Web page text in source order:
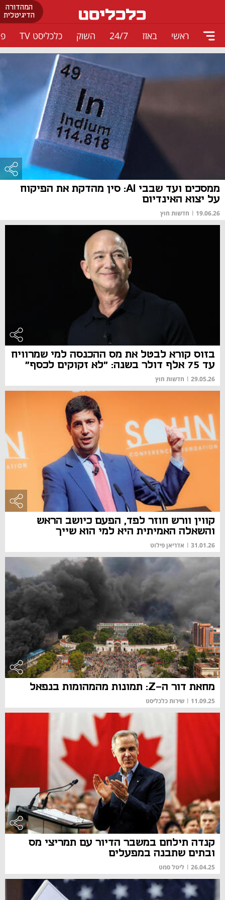
המהדורה
הדיגיטלית
ראשי באזז 24/7 השוק כלכליסט TV
ממסכים ועד שבבי AI: סין מהדקת את הפיקוח
על יצוא האינדיום
19.06.26
| חדשות חוץ
בזוס קורא לבטל את מס ההכנסה למי שמרוויח
עד 75 אלף דולר בשנה: "לא זקוקים לכסף"
29.05.26
| חדשות חוץ
קווין וורש חוזר לפד, הפעם כיושב הראש
והשאלה האמיתית היא למי הוא שייך
31.01.26
| אדריאן פילוט
מחאת דור ה-Z: תמונות מהמהומות בנפאל
11.09.25
| שירות כלכליסט
קנדה תילחם במשבר הדיור עם תמריצי מס
ובתים שתבנה במפעלים
26.04.25
| ליטל סמט